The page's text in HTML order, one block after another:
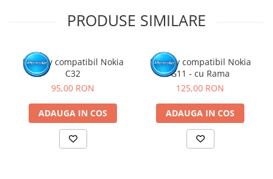
PRODUSE SIMILARE
Display compatibil Nokia
C32
95,00 RON
ADAUGA IN COS
Display compatibil Nokia
G11 - cu Rama
125,00 RON
ADAUGA IN COS